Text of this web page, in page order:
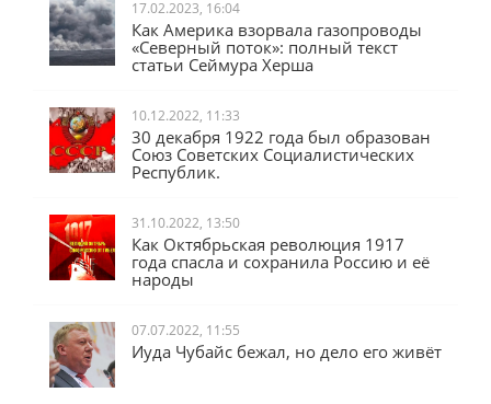
17.02.2023, 16:04
Как Америка взорвала газопроводы
«Северный поток»: полный текст
статьи Сеймура Херша
10.12.2022, 11:33
30 декабря 1922 года был образован
Союз Советских Социалистических
Республик.
31.10.2022, 13:50
Как Октябрьская революция 1917
года спасла и сохранила Россию и её
народы
07.07.2022, 11:55
Иуда Чубайс бежал, но дело его живёт